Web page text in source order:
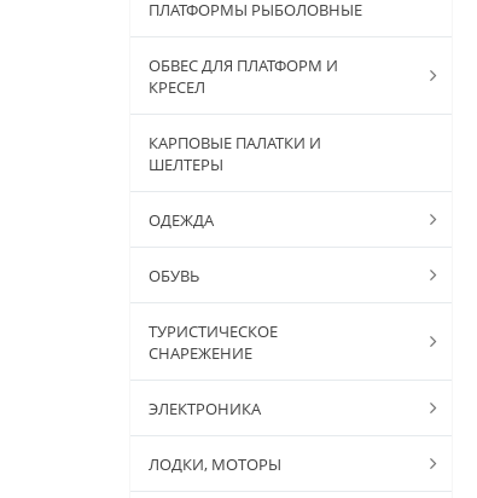
ПЛАТФОРМЫ РЫБОЛОВНЫЕ
ОБВЕС ДЛЯ ПЛАТФОРМ И
КРЕСЕЛ
КАРПОВЫЕ ПАЛАТКИ И
ШЕЛТЕРЫ
ОДЕЖДА
ОБУВЬ
ТУРИСТИЧЕСКОЕ
СНАРЕЖЕНИЕ
ЭЛЕКТРОНИКА
ЛОДКИ, МОТОРЫ